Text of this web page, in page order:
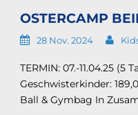
OSTERCAMP
28 Nov. 2024
TERMIN: 07.-11.04.25 (5
Geschwisterkinder:
Ball & Gymbag In